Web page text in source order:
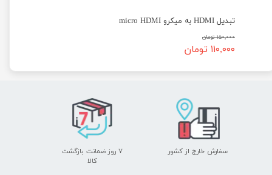
تبدیل HDMI به میکرو micro HDMI
۱۵۰,۰۰۰ تومان
۱۱۰,۰۰۰ تومان
سفارش خارج از کشور
۷ روز ضمانت بازگشت
​​​​​​​کالا